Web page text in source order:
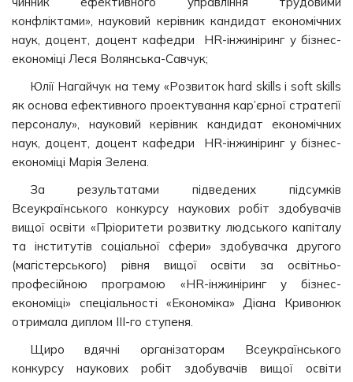
конфліктами», науковий керівник кандидат економічних
наук, доцент, доцент кафедри HR-інжиніринг у бізнес-
економіці Леся Волянська-Савчук;
Юлії Нагайчук на тему «Розвиток hard skills і soft skills
як основа ефективного проектування кар’єрної стратегії
персоналу», науковий керівник кандидат економічних
наук, доцент, доцент кафедри HR-інжиніринг у бізнес-
економіці Марія Зелена.
За результатами підведених підсумків
Всеукраїнського конкурсу наукових робіт здобувачів
вищої освіти «Пріоритети розвитку людського капіталу
та інститутів соціальної сфери» здобувачка другого
(магістерського) рівня вищої освіти за освітньо-
професійною програмою «HR-інжиніринг у бізнес-
економіці» спеціальності «Економіка» Діана Кривонюк
отримала диплом ІІІ-го ступеня.
Щиро вдячні організаторам Всеукраїнського
конкурсу наукових робіт здобувачів вищої освіти